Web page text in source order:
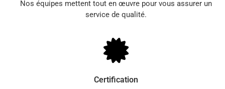
Nos équipes mettent tout en œuvre pour vous assurer un
service de qualité.
Certification